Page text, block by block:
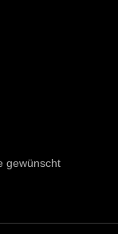
gewünscht